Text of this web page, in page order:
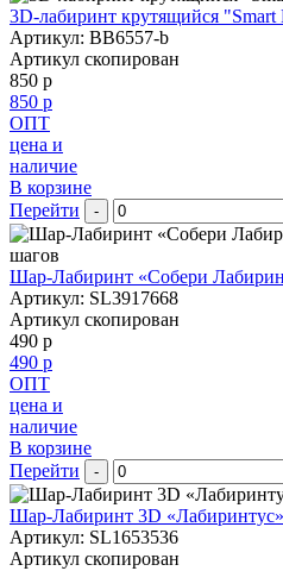
3D-лабиринт крутящийся
Артикул: BB6557-b
Артикул скопирован
850 р
850 р
ОПТ
цена и
наличие
В корзине
Перейти
-
Шар-Лабиринт «Собери
Артикул: SL3917668
Артикул скопирован
490 р
490 р
ОПТ
цена и
наличие
В корзине
Перейти
-
Шар-Лабиринт 3D
Артикул: SL1653536
Артикул скопирован